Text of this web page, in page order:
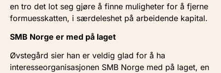
en tro det lot seg gjøre å finne muligheter for å fjerne
formuesskatten, i særdeleshet på arbeidende kapital.
SMB Norge er med på laget
Øvstegård sier han er veldig glad for å ha
interesseorganisasjonen SMB Norge med på laget, en